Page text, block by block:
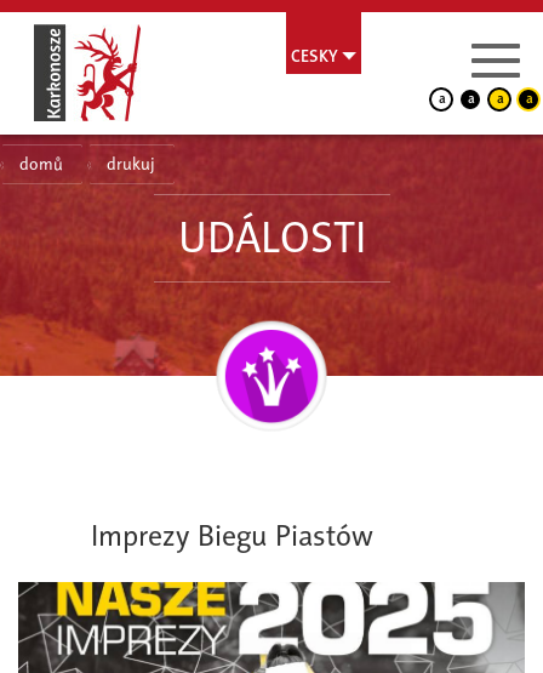
CESKY
a a a a
domů drukuj
UDÁLOSTI
Imprezy Biegu Piastów